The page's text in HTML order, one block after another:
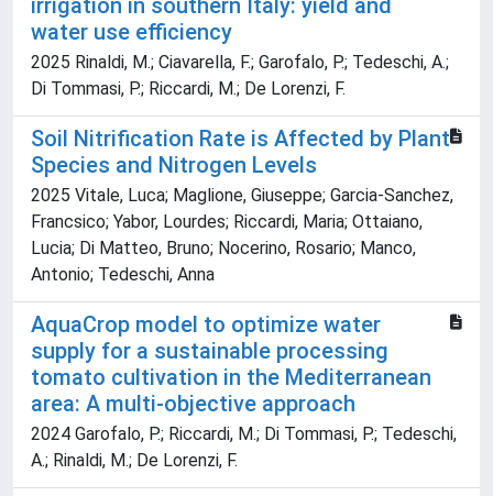
irrigation in southern Italy: yield and
water use efficiency
2025 Rinaldi, M.; Ciavarella, F.; Garofalo, P.; Tedeschi, A.;
Di Tommasi, P.; Riccardi, M.; De Lorenzi, F.
Soil Nitrification Rate is Affected by Plant
Species and Nitrogen Levels
2025 Vitale, Luca; Maglione, Giuseppe; Garcia-Sanchez,
Francsico; Yabor, Lourdes; Riccardi, Maria; Ottaiano,
Lucia; Di Matteo, Bruno; Nocerino, Rosario; Manco,
Antonio; Tedeschi, Anna
AquaCrop model to optimize water
supply for a sustainable processing
tomato cultivation in the Mediterranean
area: A multi-objective approach
2024 Garofalo, P.; Riccardi, M.; Di Tommasi, P.; Tedeschi,
A.; Rinaldi, M.; De Lorenzi, F.